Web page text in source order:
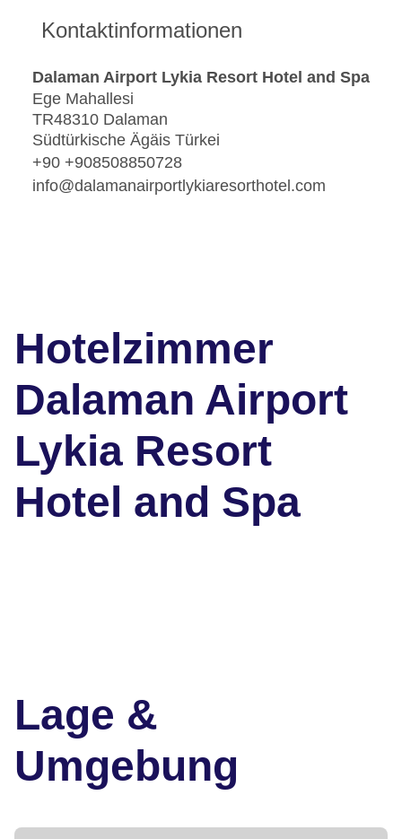
Kontaktinformationen
Dalaman Airport Lykia Resort Hotel and Spa
Ege Mahallesi
TR48310 Dalaman
Südtürkische Ägäis Türkei
+90 +908508850728
info@dalamanairportlykiaresorthotel.com
Hotelzimmer
Dalaman Airport
Lykia Resort
Hotel and Spa
Lage &
Umgebung